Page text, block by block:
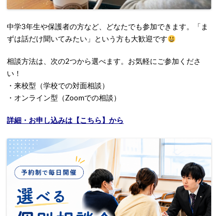
中学3年生や保護者の方など、どなたでも参加できます。「ま
ずは話だけ聞いてみたい」という方も大歓迎です
相談方法は、次の2つから選べます。お気軽にご参加くださ
い！
・来校型（学校での対面相談）
・オンライン型（Zoomでの相談）
詳細・お申し込みは【こちら】から